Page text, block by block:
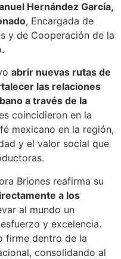
Hernández García,
, Encargada de
y de Cooperación de la
abrir nuevas rutas de
las relaciones
a través de la
coincidieron en la
mexicano en la región,
y el valor social que
Briones reafirma su
a los
al mundo un
y excelencia.
firme dentro de la
consolidando al